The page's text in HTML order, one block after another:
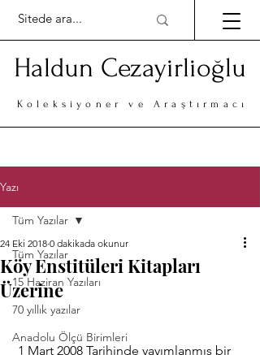
Haldun Cezayirlioğlu
Koleksiyoner ve Araştırmacı
Yazı
Tüm Yazılar
15 Haziran Yazıları
70 yıllık yazılar
Anadolu Ölçü Birimleri
Tüm Yazılar
Köy Enstitüleri Kitapları
Üzerine
24 Eki 2018 0 dakikada okunur